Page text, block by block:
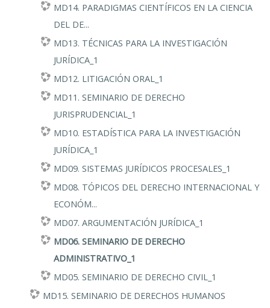
MD14. PARADIGMAS CIENTÍFICOS EN LA CIENCIA
DEL DE...
MD13. TÉCNICAS PARA LA INVESTIGACIÓN
JURÍDICA_1
MD12. LITIGACIÓN ORAL_1
MD11. SEMINARIO DE DERECHO
JURISPRUDENCIAL_1
MD10. ESTADÍSTICA PARA LA INVESTIGACIÓN
JURÍDICA_1
MD09. SISTEMAS JURÍDICOS PROCESALES_1
MD08. TÓPICOS DEL DERECHO INTERNACIONAL Y
ECONÓM...
MD07. ARGUMENTACIÓN JURÍDICA_1
MD06. SEMINARIO DE DERECHO
ADMINISTRATIVO_1
MD05. SEMINARIO DE DERECHO CIVIL_1
MD15. SEMINARIO DE DERECHOS HUMANOS